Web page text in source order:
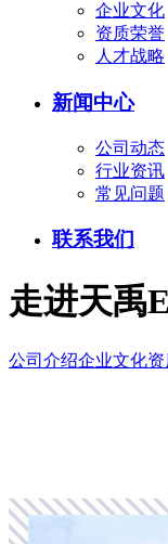
企业文化
资质荣誉
人才战略
新闻中心
公司动态
行业资讯
常见问题
联系我们
走进天禹
公司介绍企业文化